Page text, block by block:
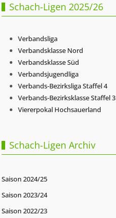
Schach-Ligen 2025/26
Verbandsliga
Verbandsklasse Nord
Verbandsklasse Süd
Verbandsjugendliga
Verbands-Bezirksliga Staffel 4
Verbands-Bezirksklasse Staffel 3
Viererpokal Hochsauerland
Schach-Ligen Archiv
Saison 2024/25
Saison 2023/24
Saison 2022/23